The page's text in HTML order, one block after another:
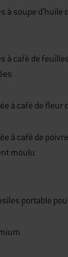
à soupe d’huile
à café de
à café de fleur
à café de
moulu
portable